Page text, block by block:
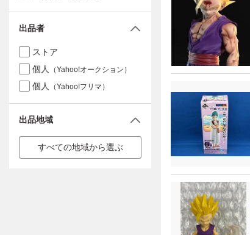
出品者
ストア
個人
（Yahoo!オークション）
個人 （Yahoo!フリマ）
出品地域
すべての地域から選ぶ